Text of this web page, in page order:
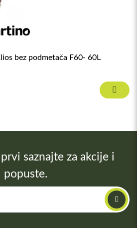
bez podmetača F60- 60L
saznajte za akcije i
popuste.